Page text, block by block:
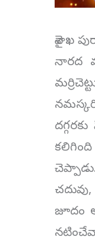
వైశాఖ
నారద
జూదం